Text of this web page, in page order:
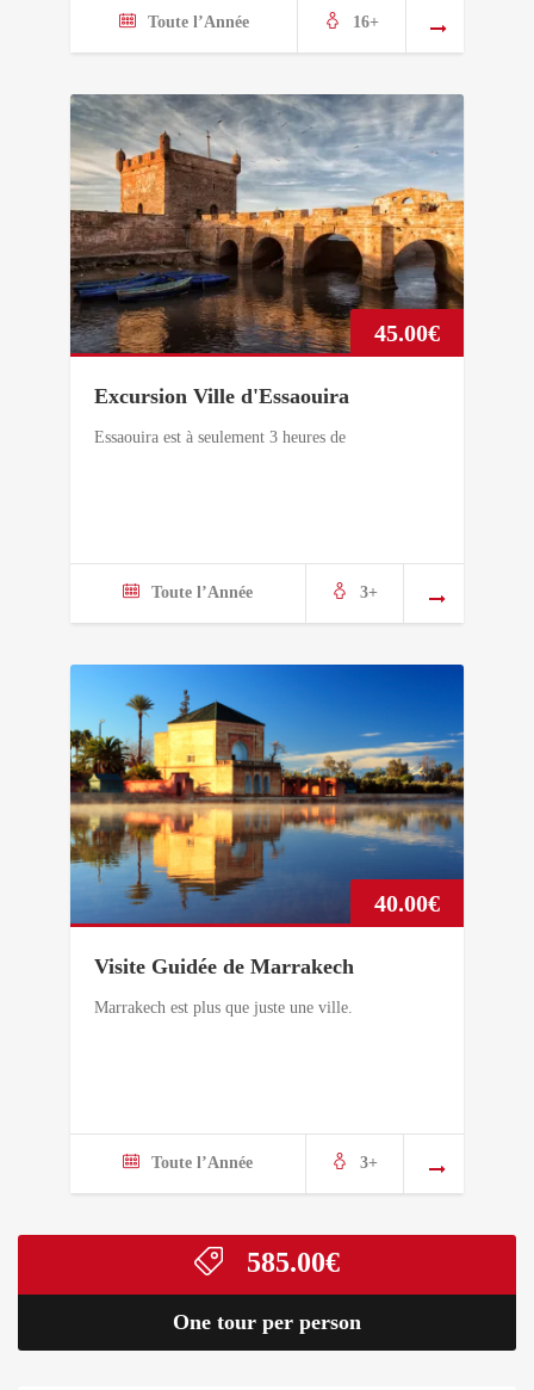
Toute l’Année 16+
45.00€
Excursion Ville d'Essaouira
Essaouira est à seulement 3 heures de
Toute l’Année 3+
40.00€
Visite Guidée de Marrakech
Marrakech est plus que juste une ville.
Toute l’Année 3+
585.00€
One tour per person